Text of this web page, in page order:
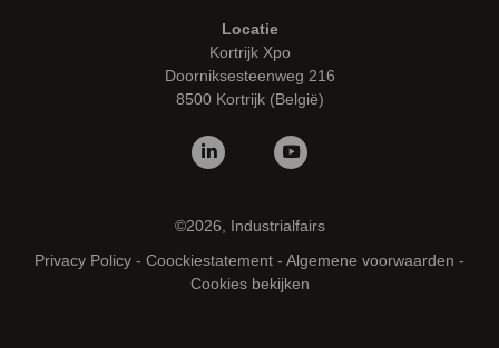
Locatie
Kortrijk Xpo
Doorniksesteenweg 216
8500 Kortrijk (België)
©2026, Industrialfairs
Privacy Policy - Coockiestatement - Algemene voorwaarden -
Cookies bekijken